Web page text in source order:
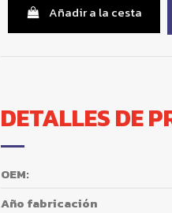
Añadir a la cesta
DETALLES DE
OEM:
Año fabricación